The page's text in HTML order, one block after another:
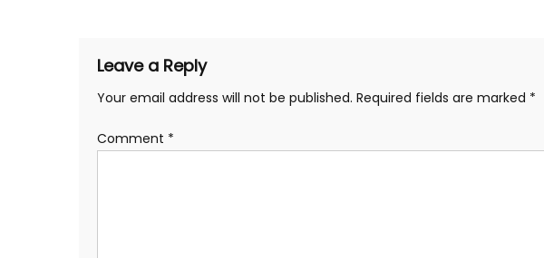
Leave a Reply
Your email address will not be published. Required fields are marked *
Comment *